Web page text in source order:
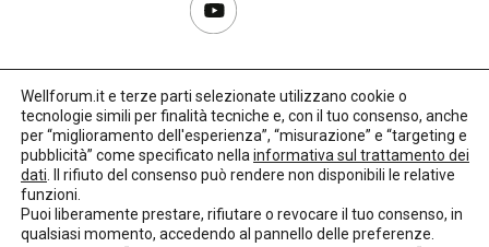
Copyright 2017–2026
Privacy Policy
Credits: LO Studio
Wellforum.it e terze parti selezionate utilizzano cookie o
tecnologie simili per finalità tecniche e, con il tuo consenso, anche
per “miglioramento dell'esperienza”, “misurazione” e “targeting e
pubblicità” come specificato nella informativa sul trattamento dei
dati . Il rifiuto del consenso può rendere non disponibili le relative
funzioni.
Puoi liberamente prestare, rifiutare o revocare il tuo consenso, in
qualsiasi momento, accedendo al pannello delle preferenze.